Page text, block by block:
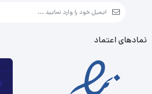
نمادهای اعتماد